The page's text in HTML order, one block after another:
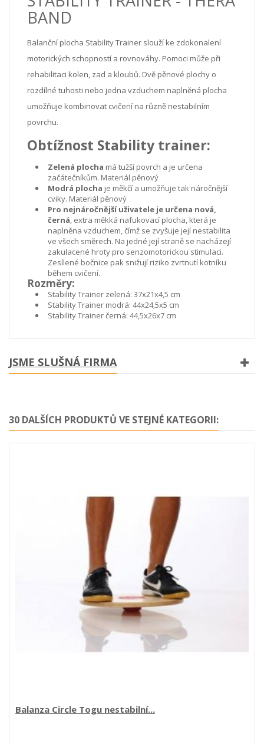
BAND
Balanční plocha Stability Trainer slouží ke zdokonalení
motorických schopností a rovnováhy. Pomoci může při
rehabilitaci kolen, zad a kloubů. Dvě pěnové plochy o
rozdílné tuhosti nebo jedna vzduchem naplněná plocha
umožňuje kombinovat cvičení na různě nestabilním
povrchu.
Obtížnost Stability trainer:
Zelená plocha má tužší povrch a je určena
začátečníkům. Materiál pěnový
Modrá plocha je měkčí a umožňuje tak náročnější
cviky. Materiál pěnový
Pro nejnáročnější uživatele je určena nová,
černá, extra měkká nafukovací plocha, která je
naplněna vzduchem, čímž se zvyšuje její nestabilita
ve všech směrech. Na jedné její straně se nacházejí
zakulacené hroty pro senzomotorickou stimulaci.
Zesílené bočnice pak snižují riziko zvrtnutí kotníku
během cvičení.
Rozměry:
Stability Trainer zelená: 37x21x4,5 cm
Stability Trainer modrá: 44x24,5x5 cm
Stability Trainer černá: 44,5x26x7 cm
JSME SLUŠNÁ FIRMA
30 DALŠÍCH PRODUKTŮ VE STEJNÉ KATEGORII:
Balanza Circle Togu nestabilní...